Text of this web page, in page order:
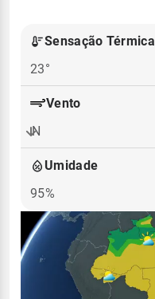
Sensação Térmica
23°
Vento
N
Umidade
95%